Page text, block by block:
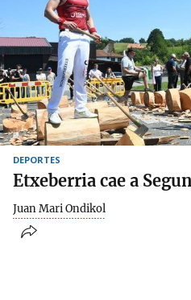
DEPORTES
Etxeberria cae a
Juan Mari Ondikol